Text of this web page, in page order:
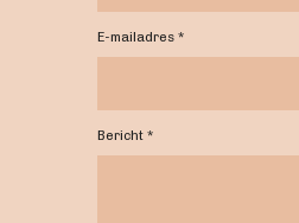
E-mailadres *
Bericht *